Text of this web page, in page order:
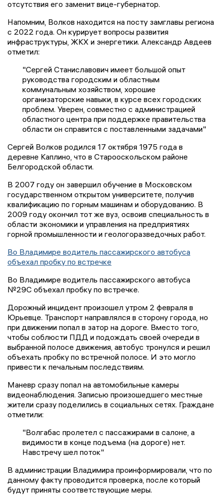
отсутствия его заменит вице-губернатор.
Напомним, Волков находится на посту замглавы региона
с 2022 года. Он курирует вопросы развития
инфраструктуры, ЖКХ и энергетики. Александр Авдеев
отметил:
"Сергей Станиславович имеет большой опыт
руководства городским и областным
коммунальным хозяйством, хорошие
организаторские навыки, в курсе всех городских
проблем. Уверен, совместно с администрацией
областного центра при поддержке правительства
области он справится с поставленными задачами"
Сергей Волков родился 17 октября 1975 года в
деревне Каплино, что в Старооскольском районе
Белгородской области.
В 2007 году он завершил обучение в Московском
государственном открытом университете, получив
квалификацию по горным машинам и оборудованию. В
2009 году окончил тот же вуз, освоив специальность в
области экономики и управления на предприятиях
горной промышленности и геологоразведочных работ.
Во Владимире водитель пассажирского автобуса
объехал пробку по встречке
Во Владимире водитель пассажирского автобуса
№29С объехал пробку по встречке.
Дорожный инцидент произошел утром 2 февраля в
Юрьевце. Транспорт направлялся в сторону города, но
при движении попал в затор на дороге. Вместо того,
чтобы соблюсти ПДД и подождать своей очереди в
выбранной полосе движения, автобус тронулся и решил
объехать пробку по встречной полосе. И это могло
привести к печальным последствиям.
Маневр сразу попал на автомобильные камеры
видеонаблюдения. Записью произошедшего местные
жители сразу поделились в социальных сетях. Граждане
отметили:
"Волгабас пролетел с пассажирами в салоне, а
видимости в конце подъема (на дороге) нет.
Навстречу шел поток"
В администрации Владимира проинформировали, что по
данному факту проводится проверка, после который
будут приняты соответствующие меры.